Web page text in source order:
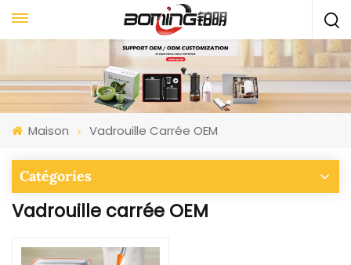
Maison Vadrouille Carrée OEM
Catégories
Vadrouille carrée OEM